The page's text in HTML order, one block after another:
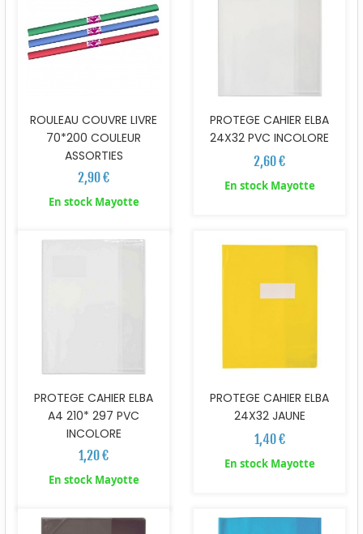
ROULEAU COUVRE LIVRE
70*200 COULEUR
ASSORTIES
2,90 €
En stock Mayotte
PROTEGE CAHIER ELBA
24X32 PVC INCOLORE
2,60 €
En stock Mayotte
PROTEGE CAHIER ELBA
A4 210* 297 PVC
INCOLORE
1,20 €
En stock Mayotte
PROTEGE CAHIER ELBA
24X32 JAUNE
1,40 €
En stock Mayotte